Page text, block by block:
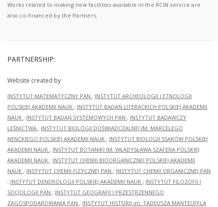
Works related to making new facilities available in the RCIN service are
also co-financed by the Partners.
PARTNERSHIP:
Website created by
INSTYTUT MATEMATYCZNY PAN ; INSTYTUT ARCHEOLOGII I ETNOLOGII
POLSKIEJ AKADEMII NAUK ; INSTYTUT BADAŃ LITERACKICH POLSKIEJ AKADEMII
NAUK ; INSTYTUT BADAŃ SYSTEMOWYCH PAN ; INSTYTUT BADAWCZY
LEŚNICTWA ; INSTYTUT BIOLOGII DOŚWIADCZALNEJ IM. MARCELEGO
NENCKIEGO POLSKIEJ AKADEMII NAUK ; INSTYTUT BIOLOGII SSAKÓW POLSKIEJ
AKADEMII NAUK ; INSTYTUT BOTANIKI IM. WŁADYSŁAWA SZAFERA POLSKIEJ
AKADEMII NAUK ; INSTYTUT CHEMII BIOORGANICZNEJ POLSKIEJ AKADEMII
NAUK ; INSTYTUT CHEMII FIZYCZNEJ PAN ; INSTYTUT CHEMII ORGANICZNEJ PAN
; INSTYTUT DENDROLOGII POLSKIEJ AKADEMII NAUK ; INSTYTUT FILOZOFII I
SOCJOLOGII PAN ; INSTYTUT GEOGRAFII I PRZESTRZENNEGO
ZAGOSPODAROWANIA PAN ; INSTYTUT HISTORII im. TADEUSZA MANTEUFFLA